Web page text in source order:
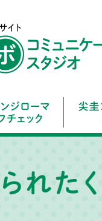
セルフチェック［
］
患者数
だと思ったら［女
パ
治